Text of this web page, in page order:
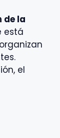
de la
está
el